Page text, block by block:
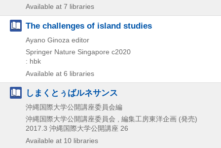
Available at 7 libraries
The challenges of island studies
Ayano Ginoza editor
Springer Nature Singapore c2020
: hbk
Available at 6 libraries
しまくとぅばルネサンス
沖縄国際大学公開講座委員会編
沖縄国際大学公開講座委員会 , 編集工房東洋企画 (発売)
2017.3 沖縄国際大学公開講座 26
Available at 10 libraries